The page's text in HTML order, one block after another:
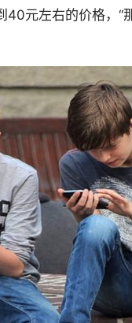
元左右的价格，“